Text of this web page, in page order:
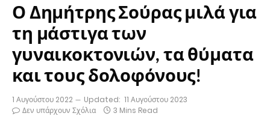
Ο Δημήτρης Σούρας μιλά για
τη μάστιγα των
γυναικοκτονιών, τα θύματα
και τους δολοφόνους!
1 Αυγούστου 2022 Updated: 11 Αυγούστου 2023
Δεν υπάρχουν Σχόλια
3 Mins Read